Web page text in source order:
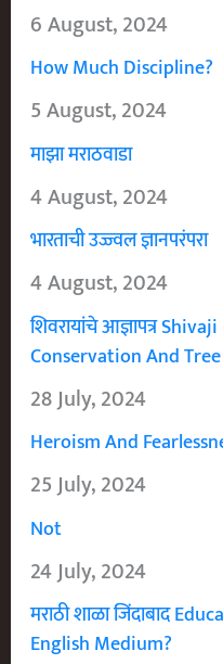
6 August, 2024
How Much Discipline?
5 August, 2024
माझा मराठवाडा
4 August, 2024
भारताची उज्ज्वल ज्ञानपरंपरा
4 August, 2024
शिवरायांचे आज्ञापत्र
Conservation And
28 July, 2024
Heroism And
25 July, 2024
Not
24 July, 2024
मराठी शाळा जिंदाबाद
English Medium?